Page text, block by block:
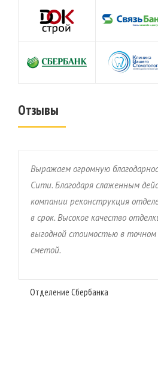
Отзывы
Выражаем огромную
Сити. Благодаря слаженным
компании реконструкция
в срок. Высокое качество
выгодной стоимостью в
сметой.
Отделение Сбербанка